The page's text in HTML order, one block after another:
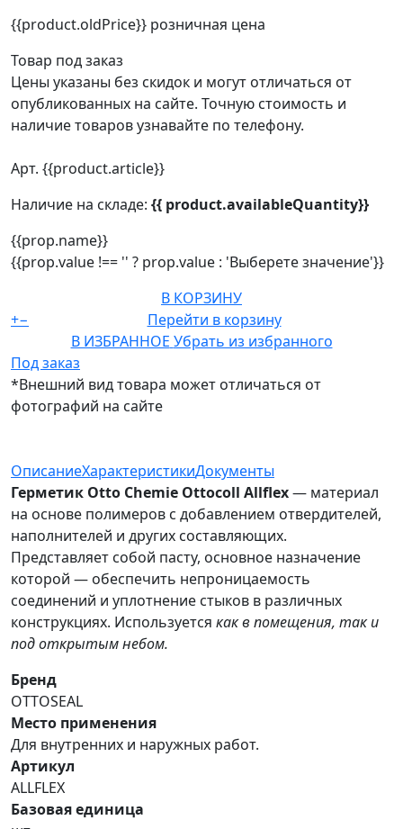
{{product.oldPrice}} розничная цена
Товар под заказ
Цены указаны без скидок и могут отличаться от
опубликованных на сайте. Точную стоимость и
наличие товаров узнавайте по телефону.
Арт. {{product.article}}
Наличие на складе: {{ product.availableQuantity}}
{{prop.name}}
{{prop.value !== '' ? prop.value : 'Выберете значение'}}
В КОРЗИНУ
+−
Перейти в корзину
В ИЗБРАННОЕ Убрать из избранного
Под заказ
*Внешний вид товара может отличаться от
фотографий на сайте
ОписаниеХарактеристикиДокументы
Герметик Otto Chemie Ottocoll Allflex— материал
на основе полимеров с добавлением отвердителей,
наполнителей и других составляющих.
Представляет собой пасту, основное назначение
которой — обеспечить непроницаемость
соединений и уплотнение стыков в различных
конструкциях. Используется как в помещения, так и
под открытым небом.
Бренд
OTTOSEAL
Место применения
Для внутренних и наружных работ.
Артикул
ALLFLEX
Базовая единица